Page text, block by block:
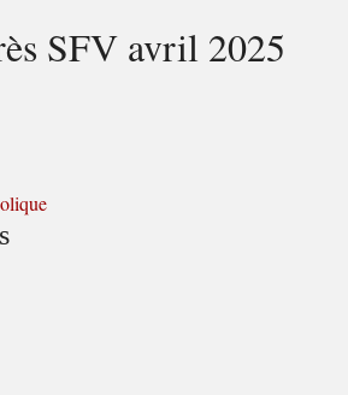
SFV avril 2025